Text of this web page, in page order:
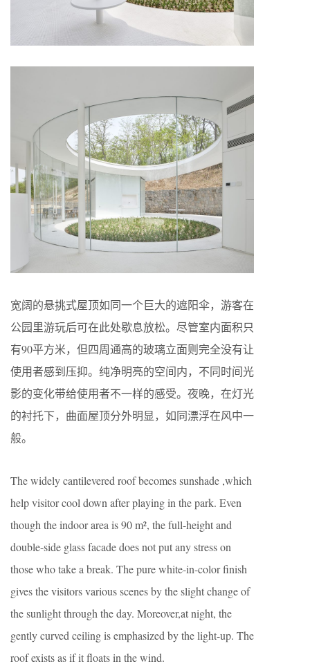
宽阔的悬挑式屋顶如同一个巨大的遮阳伞，游客在
公园里游玩后可在此处歇息放松。尽管室内面积只
有90平方米，但四周通高的玻璃立面则完全没有让
使用者感到压抑。纯净明亮的空间内，不同时间光
影的变化带给使用者不一样的感受。夜晚，在灯光
的衬托下，曲面屋顶分外明显，如同漂浮在风中一
般。
The widely cantilevered roof becomes sunshade ,which
help visitor cool down after playing in the park. Even
though the indoor area is 90 m², the full-height and
double-side glass facade does not put any stress on
those who take a break. The pure white-in-color finish
gives the visitors various scenes by the slight change of
the sunlight through the day. Moreover,at night, the
gently curved ceiling is emphasized by the light-up. The
roof exists as if it floats in the wind.